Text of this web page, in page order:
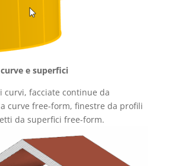
e superfici
curvi, facciate continue da
curve free-form, finestre da profili
da superfici free-form.